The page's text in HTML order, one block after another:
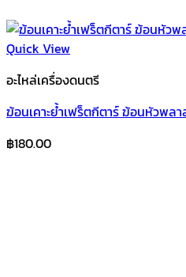
Quick View
อะไหล่เครื่องดนตรี
ฆ้อนเคาะย้ำเฟร็ตกีตาร์ ฆ้อนหัวพล
฿180.00